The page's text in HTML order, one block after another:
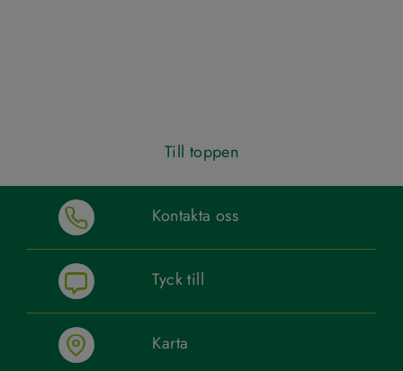
Till toppen
Kontakta oss
Tyck till
Karta